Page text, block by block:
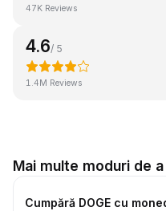
47K Reviews
4.6/ 5
1.4M Reviews
Mai multe moduri de
Cumpără DOGE cu